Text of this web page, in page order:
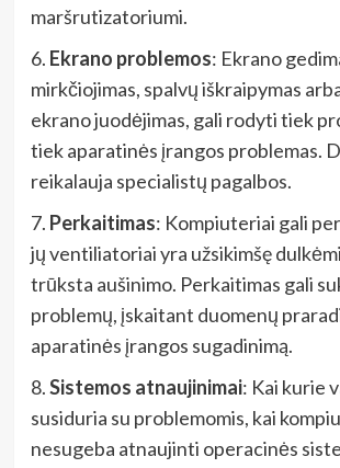
maršrutizatoriumi.
6. Ekrano problemos: Ekrano
mirkčiojimas, spalvų iškraipymas
ekrano juodėjimas, gali rodyti tiek
tiek aparatinės įrangos problemas.
reikalauja specialistų pagalbos.
7. Perkaitimas: Kompiuteriai gali
jų ventiliatoriai yra užsikimšę
trūksta aušinimo. Perkaitimas gali
problemų, įskaitant duomenų
aparatinės įrangos sugadinimą.
8.Sistemos atnaujinimai: Kai kurie
susiduria su problemomis, kai
nesugeba atnaujinti operacinės